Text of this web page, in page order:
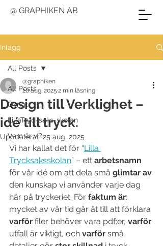
@ GRAPHIKEN AB
Inlägg
All Posts
Övrigt
LillaTrycksaks-skolan
Vem är vi?
All Posts
Design till Verklighet –
idé till tryck.
@graphiken
20 aug. 2025 2 min läsning
Uppdaterat:25 aug. 2025
Vi har kallat det för “Lilla
Trycksaksskolan” – ett arbetsnamn
för vår idé om att dela små glimtar av
den kunskap vi använder varje dag
här på tryckeriet. För faktum är:
mycket av vår tid går åt till att förklara
varför filer behöver vara pdf:er, varför
utfall är viktigt, och varför små